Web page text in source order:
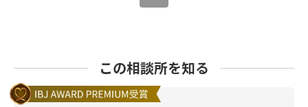
この相談所を知る